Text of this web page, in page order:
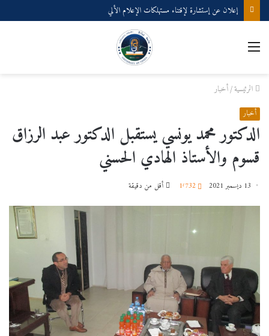
إعلان عن إستشارة لإقتناء مستهلكات الإعلام الألي
القائمة
الرئيسية/أخبار
أخبار
الدكتور محمد يونسي يستقبل الدكتور عبد الرزاق
قسوم والأستاذ الهادي الحسني
13 ديسمبر 2021 1٬732 أقل من دقيقة